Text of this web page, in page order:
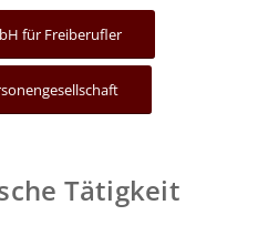
für Freiberufler
Tätigkeit